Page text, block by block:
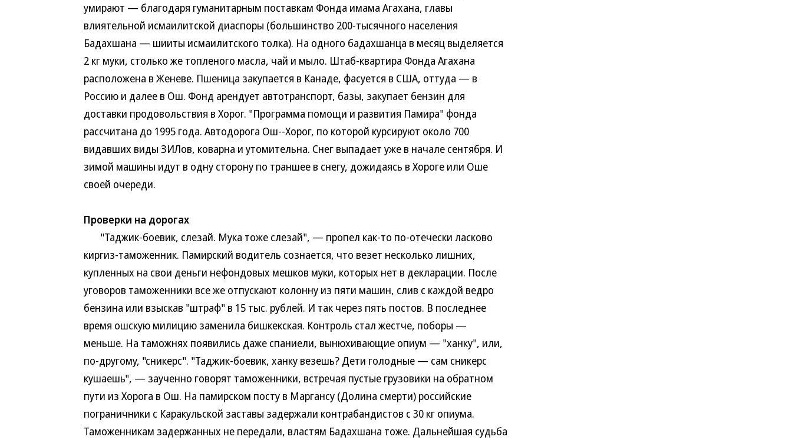
умирают — благодаря гуманитарным поставкам Фонда имама Агахана, главы
влиятельной исмаилитской диаспоры (большинство 200-тысячного населения
Бадахшана — шииты исмаилитского толка). На одного бадахшанца в месяц выделяется
2 кг муки, столько же топленого масла, чай и мыло. Штаб-квартира Фонда Агахана
расположена в Женеве. Пшеница закупается в Канаде, фасуется в США, оттуда — в
Россию и далее в Ош. Фонд арендует автотранспорт, базы, закупает бензин для
доставки продовольствия в Хорог. "Программа помощи и развития Памира" фонда
рассчитана до 1995 года. Автодорога Ош--Хорог, по которой курсируют около 700
видавших виды ЗИЛов, коварна и утомительна. Снег выпадает уже в начале сентября. И
зимой машины идут в одну сторону по траншее в снегу, дожидаясь в Хороге или Оше
своей очереди.
Проверки на дорогах
"Таджик-боевик, слезай. Мука тоже слезай", — пропел как-то по-отечески ласково
киргиз-таможенник. Памирский водитель сознается, что везет несколько лишних,
купленных на свои деньги нефондовых мешков муки, которых нет в декларации. После
уговоров таможенники все же отпускают колонну из пяти машин, слив с каждой ведро
бензина или взыскав "штраф" в 15 тыс. рублей. И так через пять постов. В последнее
время ошскую милицию заменила бишкекская. Контроль стал жестче, поборы —
меньше. На таможнях появились даже спаниели, вынюхивающие опиум — "ханку", или,
по-другому, "сникерс". "Таджик-боевик, ханку везешь? Дети голодные — сам сникерс
кушаешь", — заученно говорят таможенники, встречая пустые грузовики на обратном
пути из Хорога в Ош. На памирском посту в Маргансу (Долина смерти) российские
пограничники с Каракульской заставы задержали контрабандистов с 30 кг опиума.
Таможенникам задержанных не передали, властям Бадахшана тоже. Дальнейшая судьба